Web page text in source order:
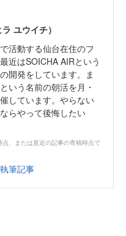
ユウイチ）
活動する仙台在住のフ
近はSOICHA AIRという
開発をしています。ま
いう名前の朝活を月・
しています。やらない
らやって後悔したい
、または直近の記事の寄稿時点で
筆記事